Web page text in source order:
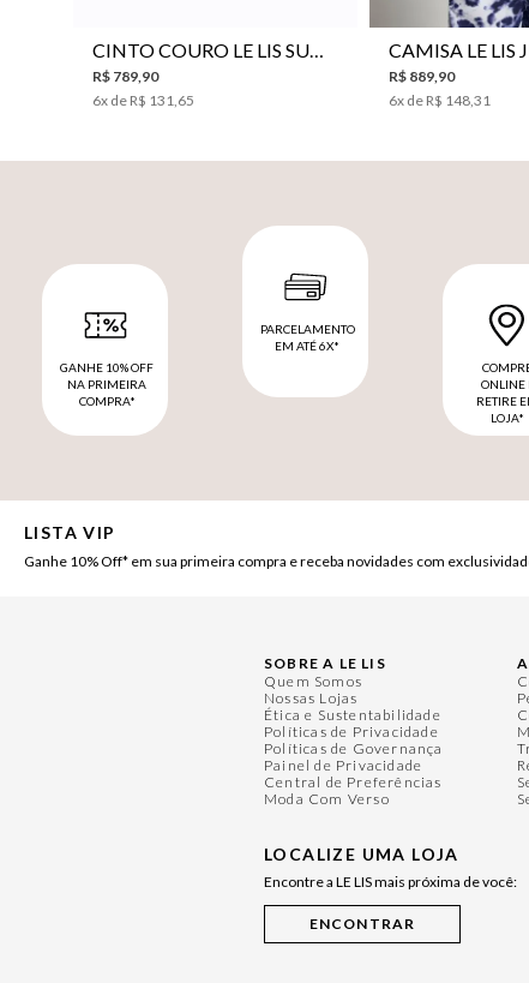
CINTO COURO LE LIS SUKI FEMININO
R$ 789,90
6x de R$ 131,65
R$ 889,90
6x de R$ 148,31
GANHE 10% OFF
NA PRIMEIRA
COMPRA*
PARCELAMENTO
EM ATÉ 6X*
ONLINE
RETIRE
LOJA*
LISTA VIP
Ganhe 10% Off* em sua primeira compra e receba novidades com
SOBRE A LE LIS
Quem Somos
Nossas Lojas
Ética e Sustentabilidade
Políticas de Privacidade
Políticas de Governança
Painel de Privacidade
Central de Preferências
Moda Com Verso
LOCALIZE UMA LOJA
Encontre a LE LIS mais próxima de você: